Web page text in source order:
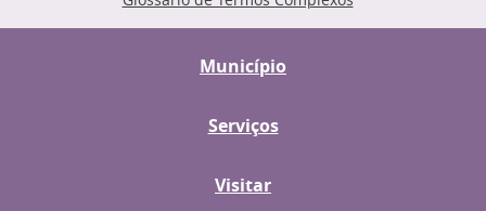
Município
Serviços
Visitar